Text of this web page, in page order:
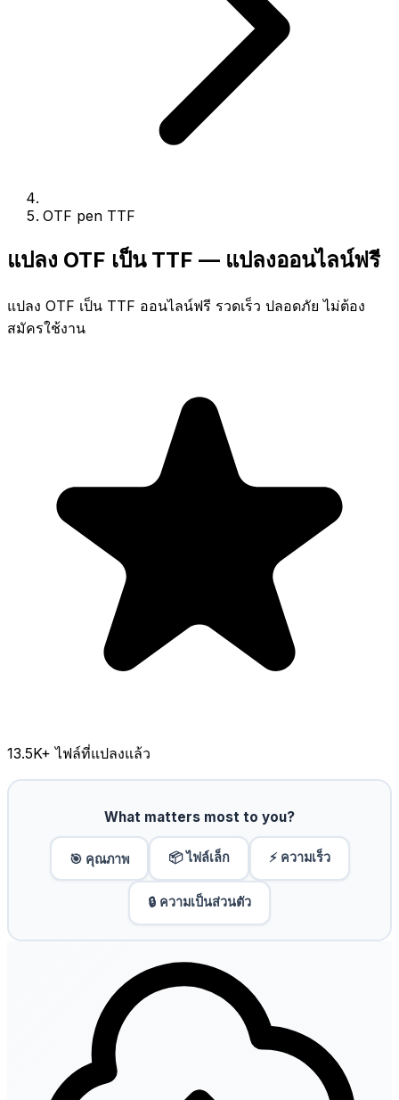
OTF pen TTF
แปลง OTF เป็น TTF — แปลงออนไลน์ฟรี
แปลง OTF เป็น TTF ออนไลน์ฟรี รวดเร็ว ปลอดภัย ไม่ต้อง
สมัครใช้งาน
13.5K+ ไฟล์ที่แปลงแล้ว
What matters most to you?
🎯 คุณภาพ 📦 ไฟล์เล็ก ⚡ ความเร็ว
🔒 ความเป็นส่วนตัว